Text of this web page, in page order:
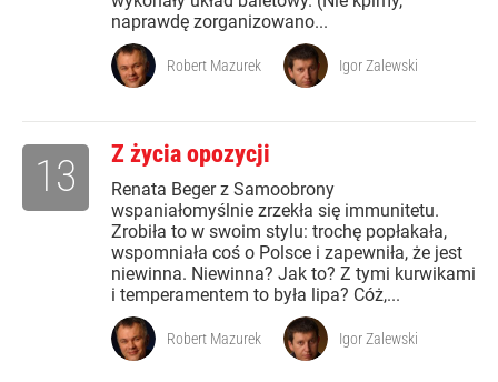
naprawdę zorganizowano...
Robert Mazurek Igor Zalewski
Z życia opozycji
Renata Beger z Samoobrony
wspaniałomyślnie zrzekła się immunitetu.
Zrobiła to w swoim stylu: trochę popłakała,
wspomniała coś o Polsce i zapewniła, że jest
niewinna. Niewinna? Jak to? Z tymi kurwikami
i temperamentem to była lipa? Cóż,...
13
Robert Mazurek Igor Zalewski